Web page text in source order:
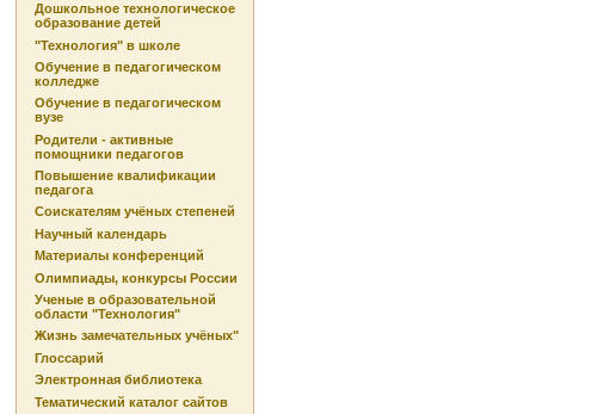
Дошкольное технологическое
образование детей
"Технология" в школе
Обучение в педагогическом
колледже
Обучение в педагогическом
вузе
Родители - активные
помощники педагогов
Повышение квалификации
педагога
Соискателям учёных степеней
Научный календарь
Материалы конференций
Олимпиады, конкурсы России
Ученые в образовательной
области "Технология"
Жизнь замечательных учёных"
Глоссарий
Электронная библиотека
Тематический каталог сайтов